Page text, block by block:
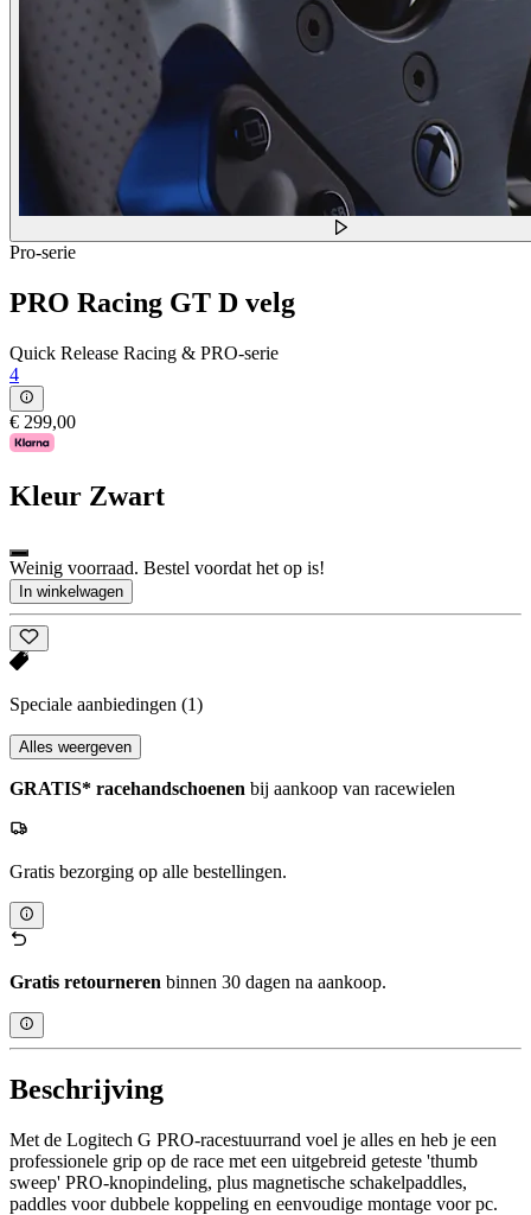
Pro-serie
PRO Racing GT D velg
Quick Release Racing & PRO-serie
4
€ 299,00
Kleur Zwart
Weinig voorraad. Bestel voordat het op is!
In winkelwagen
Speciale aanbiedingen (1)
Alles weergeven
GRATIS* racehandschoenen bij aankoop van racewielen
Gratis bezorging op alle bestellingen.
Gratis retourneren binnen 30 dagen na aankoop.
Beschrijving
Met de Logitech G PRO-racestuurrand voel je alles en heb je een
professionele grip op de race met een uitgebreid geteste 'thumb
sweep' PRO-knopindeling, plus magnetische schakelpaddles,
paddles voor dubbele koppeling en eenvoudige montage voor pc.